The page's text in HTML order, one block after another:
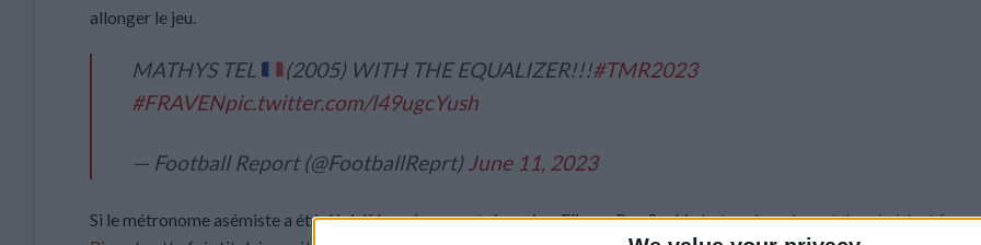
allonger le jeu.
MATHYS TEL (2005) WITH THE EQUALIZER!!!#TMR2023
#FRAVENpic.twitter.com/l49ugcYush
— Football Report (@FootballReprt) June 11, 2023
Si le métronome asémiste a été décisif lors de son entrée en jeu, Eliesse Ben Seghir,buteur lors du match précédent face